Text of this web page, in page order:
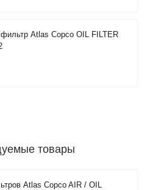
Atlas Copco OIL FILTER
товары
Atlas Copco AIR / OIL